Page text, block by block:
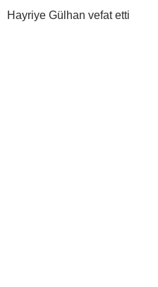
Hayriye Gülhan vefat etti